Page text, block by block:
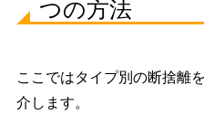
つの方法
ここではタイプ別の断捨離
介します。